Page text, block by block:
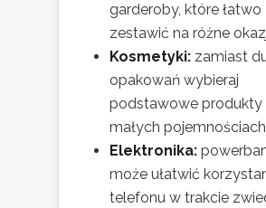
garderoby, które łatwo
zestawić na różne
Kosmetyki: zamiast
opakowań wybieraj
podstawowe produkty
małych
Elektronika:
może ułatwić
telefonu w trakcie